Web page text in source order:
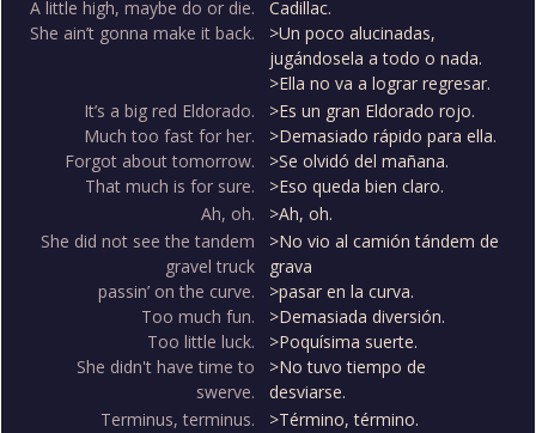
A little high, maybe do or die.
She ain’t gonna make it back.
Cadillac.
>Un poco alucinadas,
jugándosela a todo o nada.
>Ella no va a lograr regresar.
It’s a big red Eldorado.
Much too fast for her.
Forgot about tomorrow.
That much is for sure.
>Es un gran Eldorado rojo.
>Demasiado rápido para ella.
>Se olvidó del mañana.
>Eso queda bien claro.
Ah, oh.
>Ah, oh.
She did not see the tandem
gravel truck
passin’ on the curve.
Too much fun.
Too little luck.
She didn't have time to
swerve.
>No vio al camión tándem de
grava
>pasar en la curva.
>Demasiada diversión.
>Poquísima suerte.
>No tuvo tiempo de
desviarse.
Terminus, terminus.
>Término, término.